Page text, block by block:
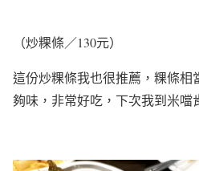
（炒粿條／130元）
這份炒粿條我也很推薦，粿條相
夠味，非常好吃，下次我到米噹